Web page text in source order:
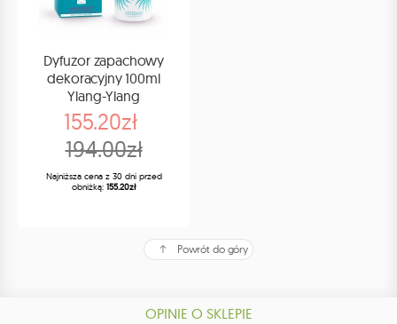
Dyfuzor zapachowy
dekoracyjny 100ml
Ylang-Ylang
155.20zł
194.00zł
Najniższa cena z 30 dni przed
obniżką: 155.20zł
Powrót do góry
OPINIE O SKLEPIE